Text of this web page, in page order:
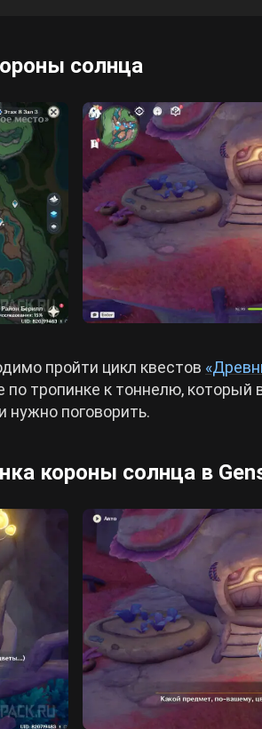
солнца
пройти цикл квестов
тропинке к тоннелю,
нужно поговорить.
короны солнца в